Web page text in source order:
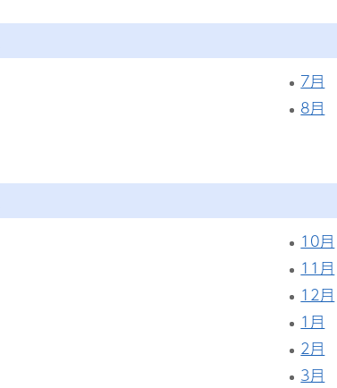
7月
8月
10月
11月
12月
1月
2月
3月